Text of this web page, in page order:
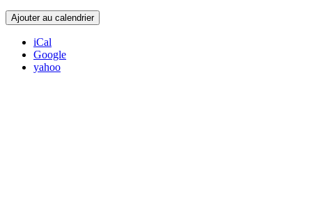
Ajouter au calendrier
iCal
Google
yahoo